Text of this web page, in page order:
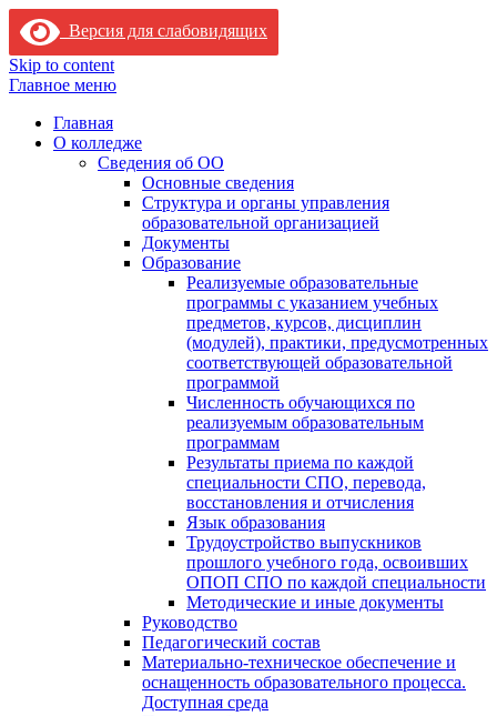
Версия для слабовидящих
Skip to content
Главное меню
Главная
О колледже
Сведения об ОО
Основные сведения
Структура и органы управления
образовательной организацией
Документы
Образование
Реализуемые образовательные
программы с указанием учебных
предметов, курсов, дисциплин
(модулей), практики, предусмотренных
соответствующей образовательной
программой
Численность обучающихся по
реализуемым образовательным
программам
Результаты приема по каждой
специальности СПО, перевода,
восстановления и отчисления
Язык образования
Трудоустройство выпускников
прошлого учебного года, освоивших
ОПОП СПО по каждой специальности
Методические и иные документы
Руководство
Педагогический состав
Материально-техническое обеспечение и
оснащенность образовательного процесса.
Доступная среда